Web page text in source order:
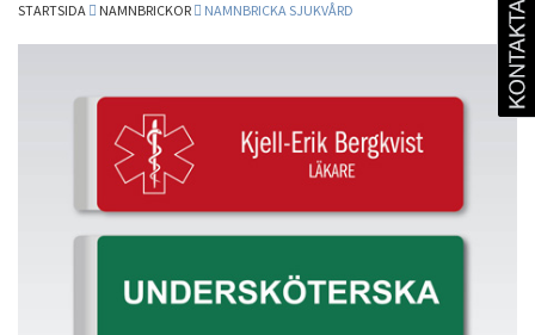
STARTSIDA NAMNBRICKOR NAMNBRICKA SJUKVÅRD